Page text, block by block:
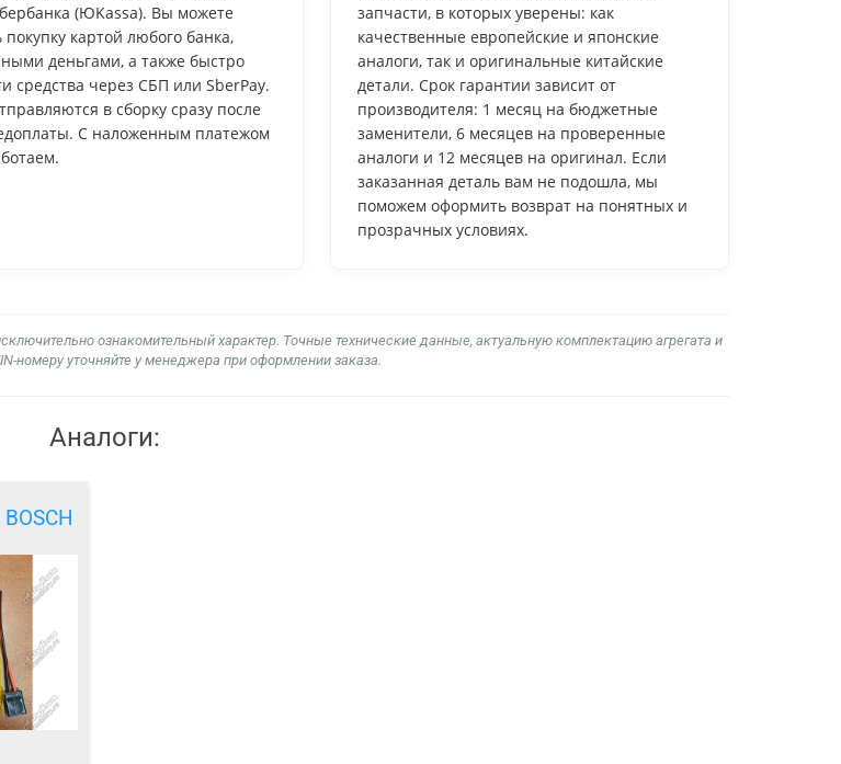
(ЮKassa). Вы можете
покупку картой любого банка,
деньгами, а также быстро
средства через СБП или SberPay.
в сборку сразу после
С наложенным платежом
запчасти, в которых уверены: как
качественные европейские и японские
аналоги, так и оригинальные китайские
детали. Срок гарантии зависит от
производителя: 1 месяц на бюджетные
заменители, 6 месяцев на проверенные
аналоги и 12 месяцев на оригинал. Если
заказанная деталь вам не подошла, мы
поможем оформить возврат на понятных и
прозрачных условиях.
ознакомительный характер. Точные технические данные, актуальную комплектацию агрегата и
номеру уточняйте у менеджера при оформлении заказа.
Аналоги: